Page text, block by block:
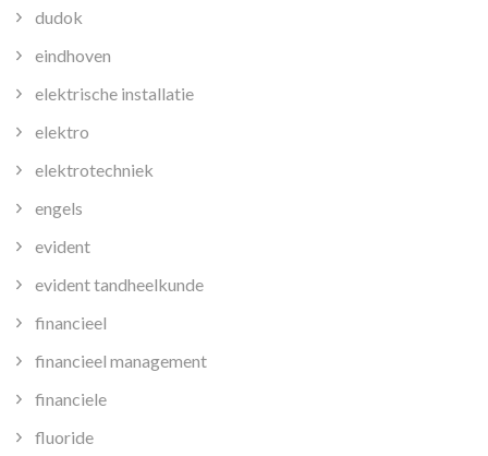
dudok
eindhoven
elektrische installatie
elektro
elektrotechniek
engels
evident
evident tandheelkunde
financieel
financieel management
financiele
fluoride